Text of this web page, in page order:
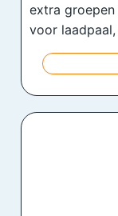
extra
voor